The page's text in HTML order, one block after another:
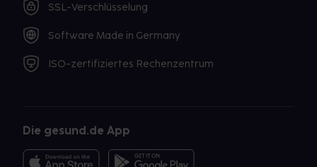
SSL-Verschlüsselung
Software Made in Germany
ISO-zertifiziertes Rechenzentrum
Die gesund.de App